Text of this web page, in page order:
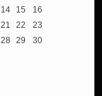
14 15
16
21 22
23
28 29
30